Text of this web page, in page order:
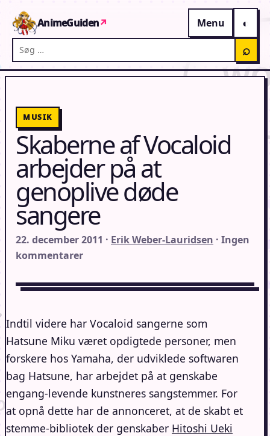
AnimeGuiden↗
Menu
Søg på AnimeGuiden
⌕
MUSIK
Skaberne af Vocaloid
arbejder på at
genoplive døde
sangere
22. december 2011 · Erik Weber-Lauridsen · Ingen
kommentarer
Indtil videre har Vocaloid sangerne som
Hatsune Miku været opdigtede personer, men
forskere hos Yamaha, der udviklede softwaren
bag Hatsune, har arbejdet på at genskabe
engang-levende kunstneres sangstemmer. For
at opnå dette har de annonceret, at de skabt et
stemme-bibliotek der genskaber Hitoshi Ueki